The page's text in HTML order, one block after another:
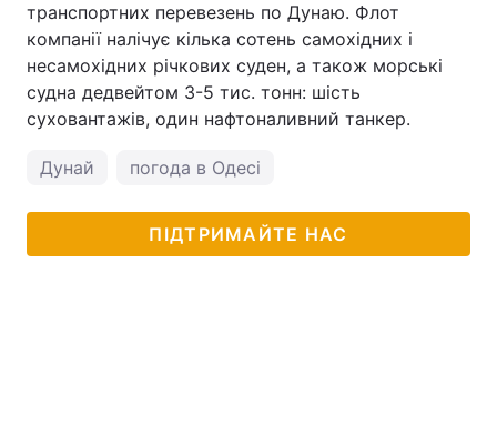
транспортних перевезень по Дунаю. Флот
компанії налічує кілька сотень самохідних і
несамохідних річкових суден, а також морські
судна дедвейтом 3-5 тис. тонн: шість
суховантажів, один нафтоналивний танкер.
Дунай погода в Одесі
ПІДТРИМАЙТЕ НАС